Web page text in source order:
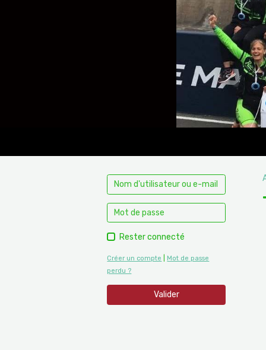
Rester connecté
Créer un compte
Mot de passe
perdu ?
Valider